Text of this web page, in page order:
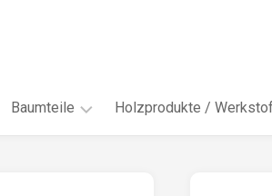
Baumteile Holzprodukte /